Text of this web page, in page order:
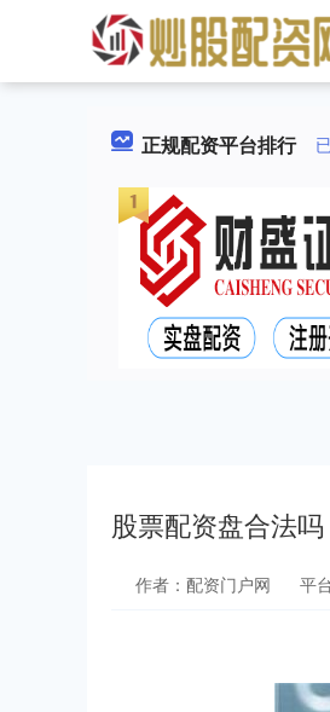
正规配资平台排行
股票配资盘合法
作者：配资门户网 平